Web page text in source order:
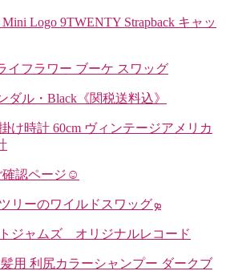
Logo 9TWENTY Strapback キャッ
イフラワー ブーケ スワッグ
ダル・Black《関税送料込》
け時計 60cm ヴィンテージアメリカ
認ページ☺︎
No.82 大きなスモークツリーのワイルドスワッグܤ
ジャムズ オリジナルレコード
用 利尻カラーシャンプー ダークブ